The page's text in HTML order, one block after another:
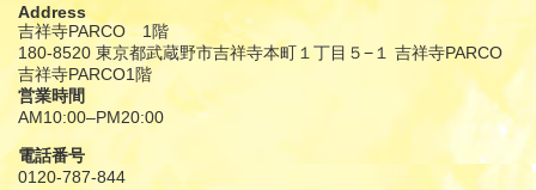
Address
吉祥寺PARCO 1階
180-8520 東京都武蔵野市吉祥寺本町１丁目５−１ 吉祥寺PARCO
吉祥寺PARCO1階
営業時間
AM10:00–PM20:00
電話番号
0120-787-844